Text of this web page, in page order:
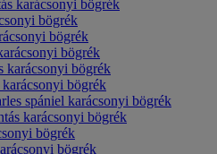
karácsonyi bögrék
bögrék
bögrék
bögrék
karácsonyi bögrék
bögrék
spániel karácsonyi bögrék
karácsonyi bögrék
bögrék
bögrék